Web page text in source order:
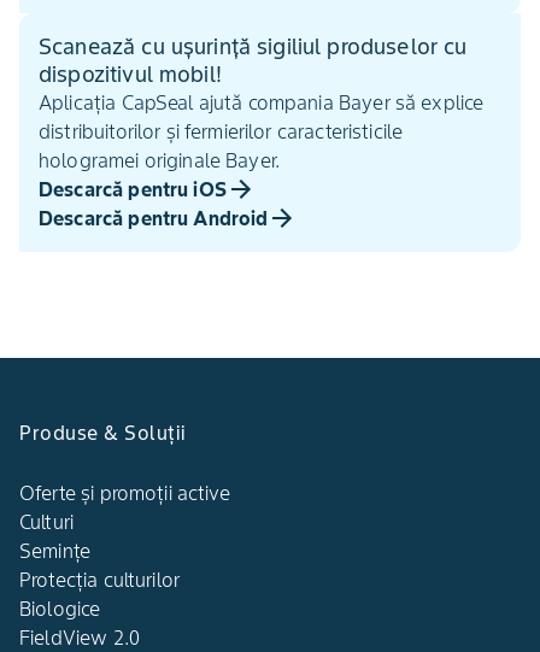
Scanează cu ușurință sigiliul produselor cu
dispozitivul mobil!
Aplicația CapSeal ajută compania Bayer să explice
distribuitorilor și fermierilor caracteristicile
hologramei originale Bayer.
Descarcă pentru iOS
Descarcă pentru Android
Produse & Soluții
Oferte și promoții active
Culturi
Semințe
Protecția culturilor
Biologice
FieldView 2.0